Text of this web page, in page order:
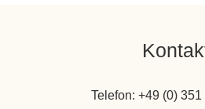
Telefon: +49 (0)